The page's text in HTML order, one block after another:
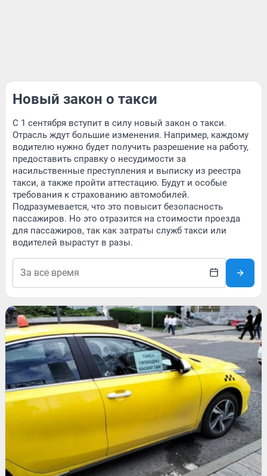
Новый закон о такси
С 1 сентября вступит в силу новый закон о такси.
Отрасль ждут большие изменения. Например, каждому
водителю нужно будет получить разрешение на работу,
предоставить справку о несудимости за
насильственные преступления и выписку из реестра
такси, а также пройти аттестацию. Будут и особые
требования к страхованию автомобилей.
Подразумевается, что это повысит безопасность
пассажиров. Но это отразится на стоимости проезда
для пассажиров, так как затраты служб такси или
водителей вырастут в разы.